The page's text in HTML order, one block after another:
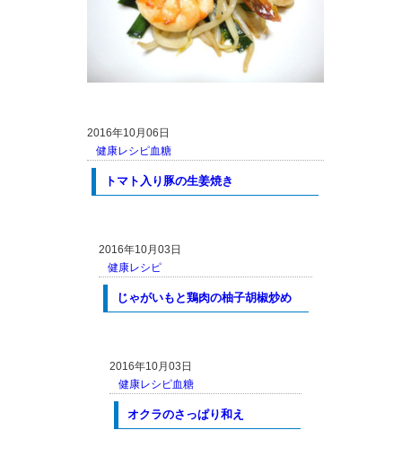
2016年10月06日
健康レシピ血糖
トマト入り豚の生姜焼き
2016年10月03日
健康レシピ
じゃがいもと鶏肉の柚子胡椒炒め
2016年10月03日
健康レシピ血糖
オクラのさっぱり和え